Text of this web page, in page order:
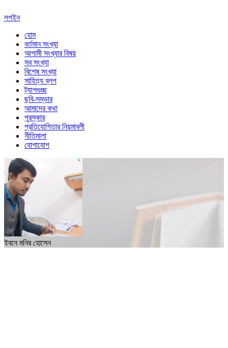
লগইন
হোম
বর্তমান সংখ্যা
আগামী সংখ্যার বিষয়
সব সংখ্যা
বিশেষ সংখ্যা
সাহিত্য ব্লগ
ট্যাগগুচ্ছ
ছবি-সম্ভার
আমাদের কথা
পুরস্কার
প্রতিযোগিতার নিয়মাবলী
নীতিমালা
যোগাযোগ
ইবনে মনির হোসেন